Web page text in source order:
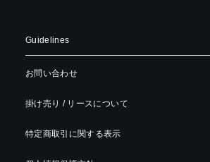
Guidelines
お問い合わせ
掛け売り / リースについて
特定商取引に関する表示